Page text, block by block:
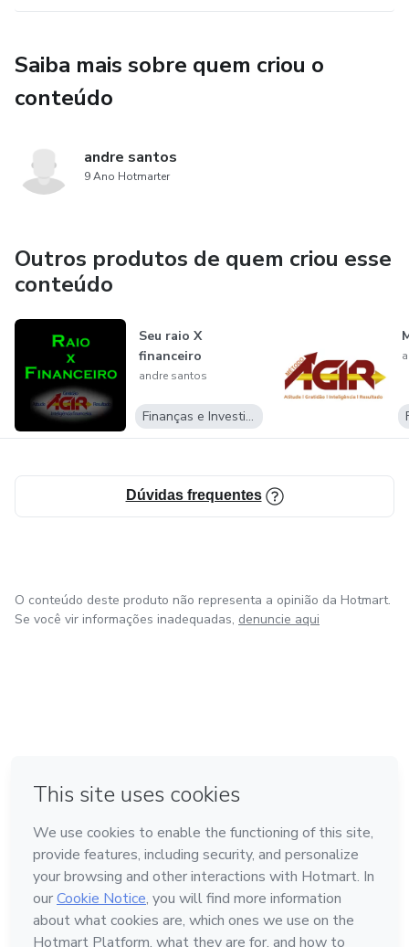
Saiba mais sobre quem criou o
conteúdo
andre santos
9 Ano Hotmarter
Outros produtos de quem criou esse
conteúdo
Seu raio X
financeiro
andre santos
Finanças e Investimentos
Dúvidas frequentes
O conteúdo deste produto não representa a opinião da Hotmart.
Se você vir informações inadequadas, denuncie aqui
Feito com ❤ na Cidade do México
Conheça a Hotmart